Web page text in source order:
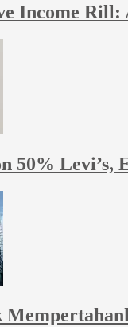
Income
50% Levi’s,